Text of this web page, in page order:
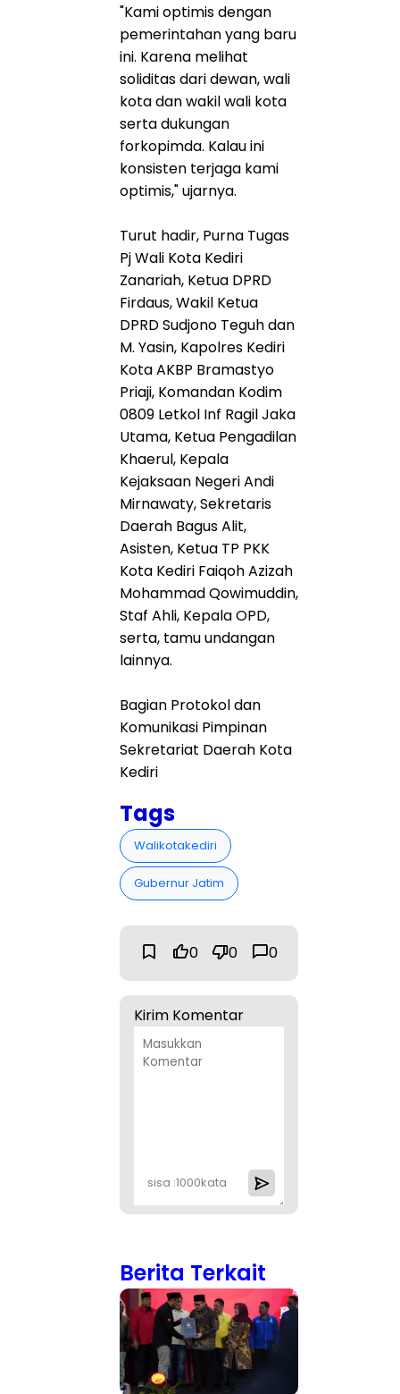
"Kami optimis dengan
pemerintahan yang baru
ini. Karena melihat
soliditas dari dewan, wali
kota dan wakil wali kota
serta dukungan
forkopimda. Kalau ini
konsisten terjaga kami
optimis," ujarnya.
Turut hadir, Purna Tugas
Pj Wali Kota Kediri
Zanariah, Ketua DPRD
Firdaus, Wakil Ketua
DPRD Sudjono Teguh dan
M. Yasin, Kapolres Kediri
Kota AKBP Bramastyo
Priaji, Komandan Kodim
0809 Letkol Inf Ragil Jaka
Utama, Ketua Pengadilan
Khaerul, Kepala
Kejaksaan Negeri Andi
Mirnawaty, Sekretaris
Daerah Bagus Alit,
Asisten, Ketua TP PKK
Kota Kediri Faiqoh Azizah
Mohammad Qowimuddin,
Staf Ahli, Kepala OPD,
serta, tamu undangan
lainnya.
Bagian Protokol dan
Komunikasi Pimpinan
Sekretariat Daerah Kota
Kediri
Tags
Walikotakediri
Gubernur Jatim
0 0 0
Kirim Komentar
sisa :1000kata
Berita Terkait